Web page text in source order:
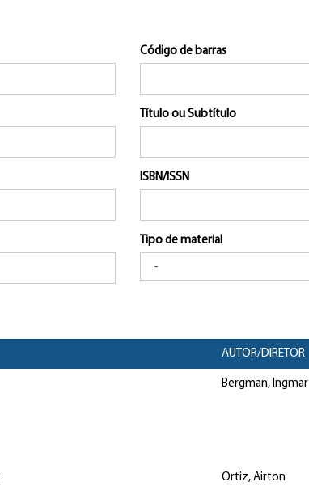
Código de barras
Título ou Subtítulo
ISBN/ISSN
Tipo de material
AUTOR/DIRETOR
Bergman, Ingmar
Ortiz, Airton